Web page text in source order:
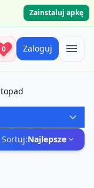
Zainstaluj apkę
0 Zaloguj
Sortuj:Najlepsze